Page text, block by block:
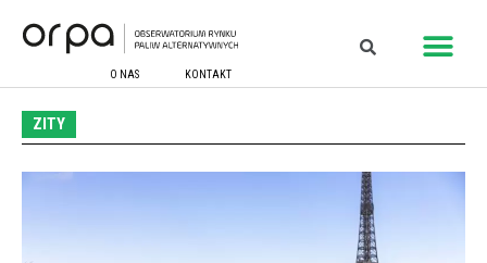
O NAS KONTAKT
ZITY